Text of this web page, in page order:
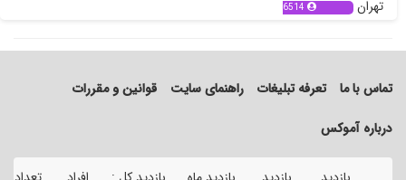
تهران 6514
تماس با ما تعرفه تبلیغات راهنمای سایت
قوانین و مقررات
درباره آموکس